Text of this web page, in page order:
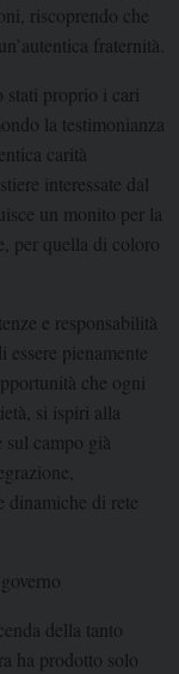
riscoprendo che
fraternità.
stati proprio i cari
la testimonianza
carità
interessate dal
un monito per la
per quella di coloro
e responsabilità
pienamente
che ogni
si ispiri alla
sul campo già
dinamiche di rete
della tanto
ha prodotto solo